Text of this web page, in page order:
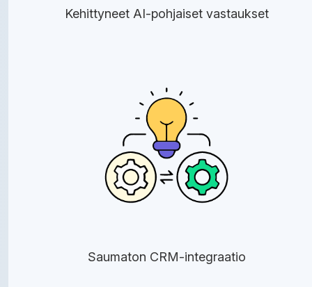
Kehittyneet AI-pohjaiset vastaukset
Saumaton CRM-integraatio